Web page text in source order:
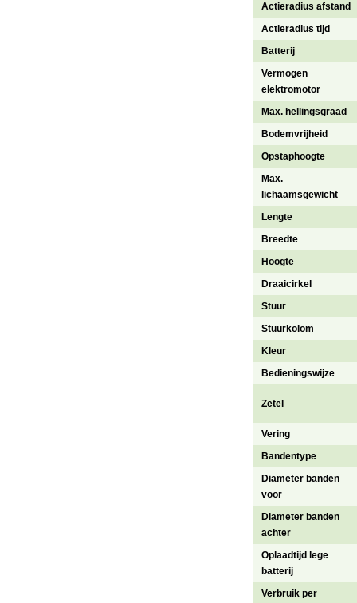
Actieradius afstand
Actieradius tijd
Batterij
Vermogen
elektromotor
Max. hellingsgraad
Bodemvrijheid
Opstaphoogte
Max.
lichaamsgewicht
Lengte
Breedte
Hoogte
Draaicirkel
Stuur
Stuurkolom
Kleur
Bedieningswijze
Zetel
Vering
Bandentype
Diameter banden
voor
Diameter banden
achter
Oplaadtijd lege
batterij
Verbruik per